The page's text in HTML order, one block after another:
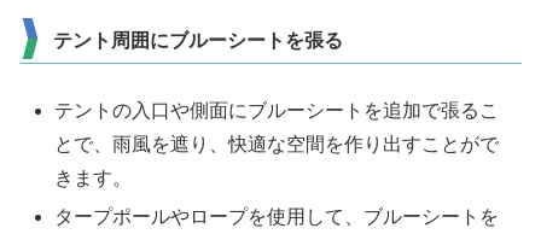
テント周囲にブルーシートを張る
テントの入口や側面にブルーシートを追加で張るこ
とで、雨風を遮り、快適な空間を作り出すことがで
きます。
タープポールやロープを使用して、ブルーシートを